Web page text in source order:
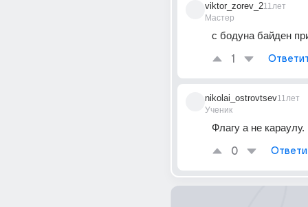
viktor_zorev_2
Мастер
11лет
с бодуна байден
1
nikolai_ostrovtsev
Ученик
11лет
Флагу а не караулу.
0